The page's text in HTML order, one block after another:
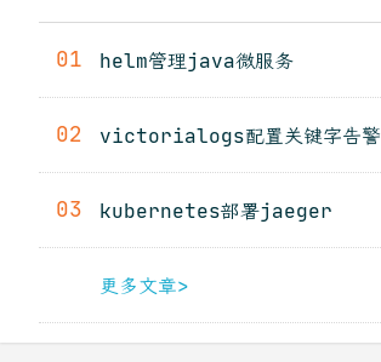
01 helm管理java微服务
02 victorialogs配置关键字告警
03 kubernetes部署jaeger
更多文章>